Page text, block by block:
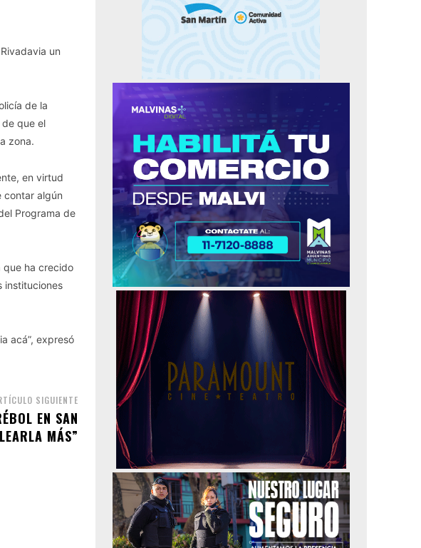
un
de la
que el
zona.
en virtud
contar algún
Programa de
que ha crecido
instituciones
acá”, expresó
SIGUIENTE
EN SAN
MÁS”